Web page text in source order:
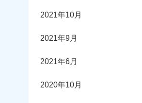
2021年10月
2021年9月
2021年6月
2020年10月